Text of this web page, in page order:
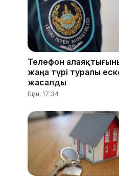
Телефон
жаңа түрі туралы
жасалды
Бүгін, 17:34